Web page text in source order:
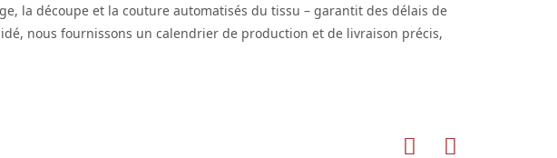
la découpe et la couture automatisés du tissu – garantit des délais de
nous fournissons un calendrier de production et de livraison précis,